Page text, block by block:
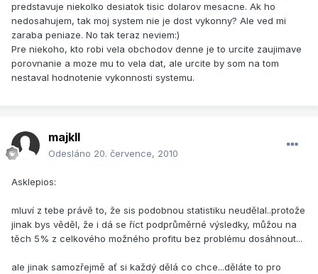
predstavuje niekolko desiatok tisic dolarov mesacne. Ak ho
nedosahujem, tak moj system nie je dost vykonny? Ale ved mi
zaraba peniaze. No tak teraz neviem:)
Pre niekoho, kto robi vela obchodov denne je to urcite zaujimave
porovnanie a moze mu to vela dat, ale urcite by som na tom
nestaval hodnotenie vykonnosti systemu.
majkll
Odesláno 20. července, 2010
Asklepios:
mluví z tebe právě to, že sis podobnou statistiku neudělal..protože
jinak bys věděl, že i dá se říct podprůměrné výsledky, můžou na
těch 5% z celkového možného profitu bez problému dosáhnout...
ale jinak samozřejmě ať si každý dělá co chce...děláte to pro